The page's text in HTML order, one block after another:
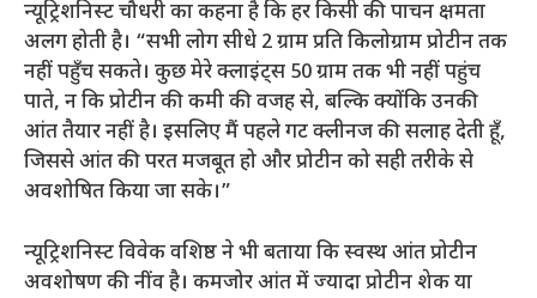
न्यूट्रिशनिस्ट चौधरी का कहना है कि हर किसी की पाचन क्षमता
अलग होती है। “सभी लोग सीधे 2 ग्राम प्रति किलोग्राम प्रोटीन तक
नहीं पहुँच सकते। कुछ मेरे क्लाइंट्स 50 ग्राम तक भी नहीं पहुंच
पाते, न कि प्रोटीन की कमी की वजह से, बल्कि क्योंकि उनकी
आंत तैयार नहीं है। इसलिए मैं पहले गट क्लीनज की सलाह देती हूँ,
जिससे आंत की परत मजबूत हो और प्रोटीन को सही तरीके से
अवशोषित किया जा सके।”
न्यूट्रिशनिस्ट विवेक वशिष्ठ ने भी बताया कि स्वस्थ आंत प्रोटीन
अवशोषण की नींव है। कमजोर आंत में ज्यादा प्रोटीन शेक या